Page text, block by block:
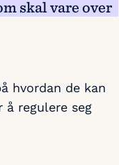
skal vare over
hvordan de kan
regulere seg